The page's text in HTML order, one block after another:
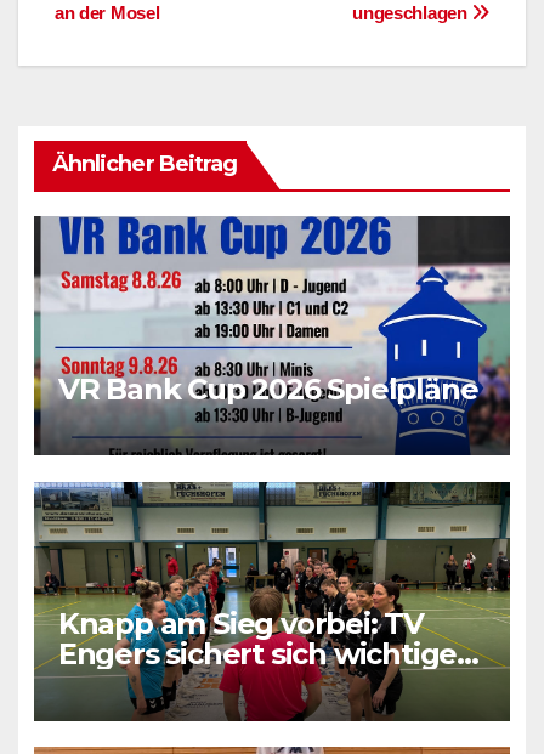
ungeschlagen
an der Mosel
Ähnlicher Beitrag
VR Bank Cup 2026 Spielpläne
Knapp am Sieg vorbei: TV
Engers sichert sich wichtigen
Punkt